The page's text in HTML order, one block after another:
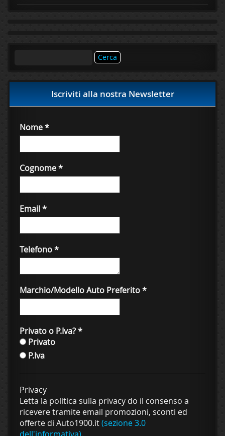
Iscriviti alla nostra Newsletter
Nome*
Cognome*
Email*
Telefono*
Marchio/Modello Auto Preferito*
Privato o P.Iva?*
Privato
P.Iva
Privacy
Letta la politica sulla privacy do il consenso a
ricevere tramite email promozioni, sconti ed
offerte di Auto1900.it(sezione 3.0